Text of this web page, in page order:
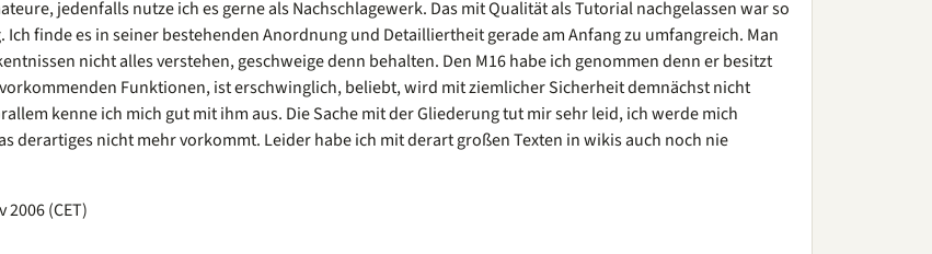
jedenfalls nutze ich es gerne als Nachschlagewerk. Das mit Qualität als Tutorial nachgelassen war so
finde es in seiner bestehenden Anordnung und Detailliertheit gerade am Anfang zu umfangreich. Man
nicht alles verstehen, geschweige denn behalten. Den M16 habe ich genommen denn er besitzt
vorkommenden Funktionen, ist erschwinglich, beliebt, wird mit ziemlicher Sicherheit demnächst nicht
kenne ich mich gut mit ihm aus. Die Sache mit der Gliederung tut mir sehr leid, ich werde mich
derartiges nicht mehr vorkommt. Leider habe ich mit derart großen Texten in wikis auch noch nie
2006 (CET)